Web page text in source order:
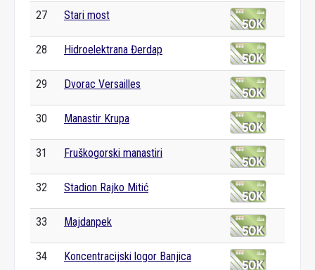
27 Stari most
28 Hidroelektrana Đerdap
29 Dvorac Versailles
30 Manastir Krupa
31 Fruškogorski manastiri
32 Stadion Rajko Mitić
33 Majdanpek
34 Koncentracijski logor Banjica